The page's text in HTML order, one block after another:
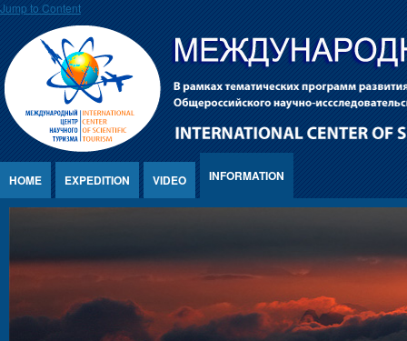
Jump to Content
HOME EXPEDITION VIDEO INFORMATION